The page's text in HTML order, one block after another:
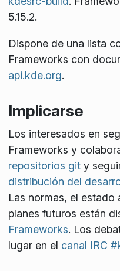
5.15.2.
Dispone de una lista
Frameworks con
api.kde.org.
Implicarse
Los interesados en
Frameworks y
repositorios gity
distribución del
Las normas, el
planes futuros están
Frameworks. Los
lugar en el canal IRC